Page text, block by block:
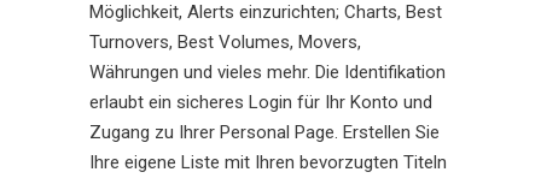
Möglichkeit, Alerts einzurichten; Charts, Best
Turnovers, Best Volumes, Movers,
Währungen und vieles mehr. Die Identifikation
erlaubt ein sicheres Login für Ihr Konto und
Zugang zu Ihrer Personal Page. Erstellen Sie
Ihre eigene Liste mit Ihren bevorzugten Titeln